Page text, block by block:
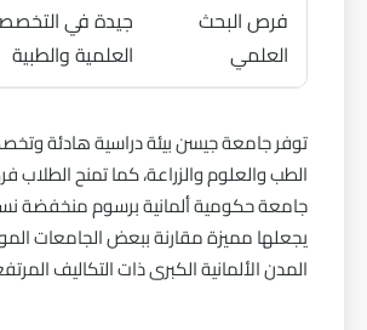
فرص البحث
العلمي
جيدة في
العلمية والطبية
توفر جامعة جيسن بيئة دراسية هادئة
الطب والعلوم والزراعة، كما تمنح الطلاب
جامعة حكومية ألمانية برسوم منخفضة
يجعلها مميزة مقارنة ببعض الجامعات
المدن الألمانية الكبرى ذات التكاليف